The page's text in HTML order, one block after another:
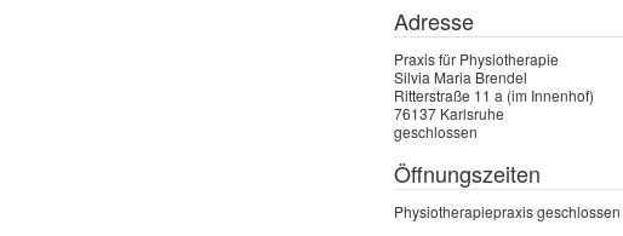
Adresse
Praxis für Physiotherapie
Silvia Maria Brendel
Ritterstraße 11 a (im Innenhof)
76137 Karlsruhe
geschlossen
Öffnungszeiten
Physiotherapiepraxis geschlossen